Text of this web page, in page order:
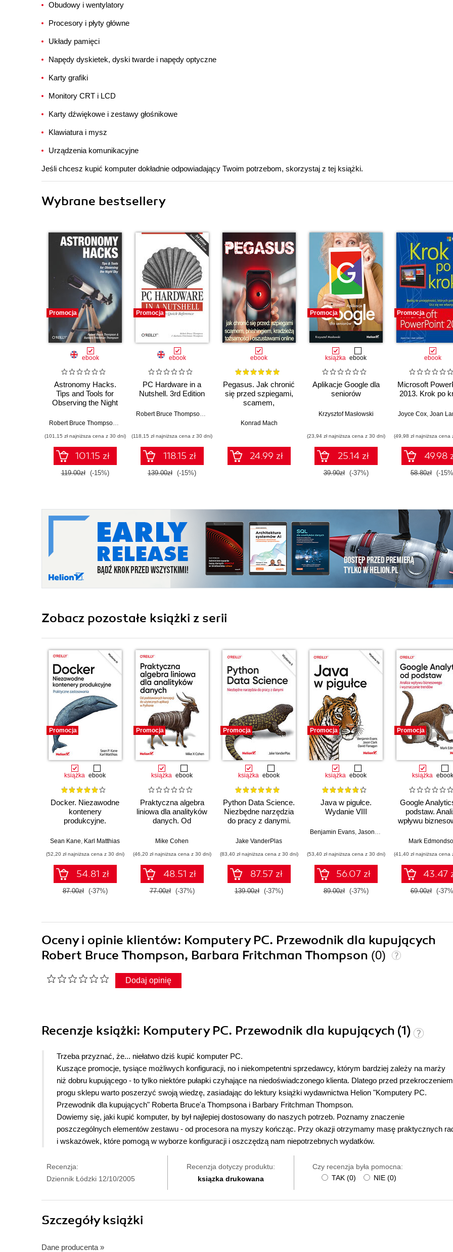
Obudowy i wentylatory
Procesory i płyty główne
Układy pamięci
Napędy dyskietek, dyski twarde i napędy optyczne
Karty grafiki
Monitory CRT i LCD
Karty dźwiękowe i zestawy głośnikowe
Klawiatura i mysz
Urządzenia komunikacyjne
Jeśli chcesz kupić komputer dokładnie odpowiadający Twoim potrzebom, skorzystaj z tej książki.
Wybrane bestsellery
Promocja
ebook
Astronomy Hacks.
Tips and Tools for
Observing the Night
Robert Bruce Thompson,
(101,15 zł najniższa cena z 30 dni)
101.15 zł
119.00zł (-15%)
Promocja
ebook
PC Hardware in a
Nutshell. 3rd Edition
Robert Bruce Thompson,
(118,15 zł najniższa cena z 30 dni)
118.15 zł
139.00zł (-15%)
ebook
Pegasus. Jak chronić
się przed szpiegami,
scamem,
kradzieżą
Konrad Mach
24.99 zł
Promocja
książka ebook
Aplikacje Google dla
seniorów
Krzysztof Masłowski
(23,94 zł najniższa cena z 30 dni)
25.14 zł
39.90zł (-37%)
Promocja
ebook
Microsoft
2013. Krok po
Joyce Cox, Joan
(49,98 zł najniższa cena
49.98
58.80zł (-
Zobacz pozostałe książki z serii
Promocja
książka ebook
Docker. Niezawodne
kontenery
produkcyjne.
zastosowania.
Sean Kane Karl Matthias
(52,20 zł najniższa cena z 30 dni)
54.81 zł
87.00zł (-37%)
Promocja
książka ebook
Praktyczna algebra
liniowa dla analityków
danych. Od
koncepcji do
w Pythonie
Mike Cohen
(46,20 zł najniższa cena z 30 dni)
48.51 zł
77.00zł (-37%)
Promocja
książka ebook
Python Data Science.
Niezbędne narzędzia
do pracy z danymi.
Jake VanderPlas
(83,40 zł najniższa cena z 30 dni)
87.57 zł
139.00zł (-37%)
Promocja
książka ebook
Java w pigułce.
Wydanie VIII
Benjamin Evans Jason Clark
(53,40 zł najniższa cena z 30 dni)
56.07 zł
89.00zł (-37%)
Promocja
książka ebook
Google
podstaw.
wpływu
trendów
Mark
(41,40 zł najniższa cena
43.47
69.00zł (-
Oceny i opinie klientów: Komputery PC. Przewodnik dla kupujących
Robert Bruce Thompson, Barbara Fritchman Thompson (0)
Dodaj opinię
Recenzje książki: Komputery PC. Przewodnik dla kupujących (1)
Trzeba przyznać, że... niełatwo dziś kupić komputer PC.
Kuszące promocje, tysiące możliwych konfiguracji, no i niekompetentni sprzedawcy, którym bardziej zależy na marży
niż dobru kupującego - to tylko niektóre pułapki czyhające na niedoświadczonego klienta. Dlatego przed przekroczeniem
progu sklepu warto poszerzyć swoją wiedzę, zasiadając do lektury książki wydawnictwa Helion "Komputery PC.
Przewodnik dla kupujących" Roberta Bruce'a Thompsona i Barbary Fritchman Thompson.
Dowiemy się, jaki kupić komputer, by był najlepiej dostosowany do naszych potrzeb. Poznamy znaczenie
poszczególnych elementów zestawu - od procesora na myszy kończąc. Przy okazji otrzymamy masę praktycznych
i wskazówek, które pomogą w wyborze konfiguracji i oszczędzą nam niepotrzebnych wydatków.
Recenzja:
Dziennik Łódzki 12/10/2005
Recenzja dotyczy produktu:
ksiązka drukowana
Czy recenzja była pomocna:
TAK (0) NIE (0)
Szczegółyksiążki
Dane producenta »